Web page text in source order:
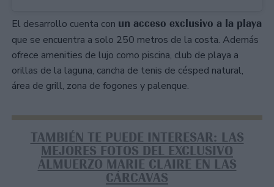
El desarrollo cuenta con un acceso exclusivo a la playa
que se encuentra a solo 250 metros de la costa. Además
ofrece amenities de lujo como piscina, club de playa a
orillas de la laguna, cancha de tenis de césped natural,
área de grill, zona de fogones y palenque.
TAMBIÉN TE PUEDE INTERESAR: LAS
MEJORES FOTOS DEL EXCLUSIVO
ALMUERZO MARIE CLAIRE EN LAS
CÁRCAVAS